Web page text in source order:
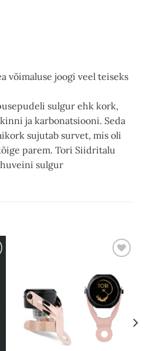
võimaluse joogi veel teiseks
sulgur ehk kork,
ja karbonatsiooni. Seda
sujutab survet, mis oli
parem. Tori Siidritalu
sulgur
wishlist